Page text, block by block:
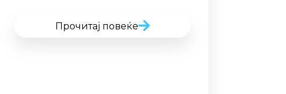
Прочитај повеќе